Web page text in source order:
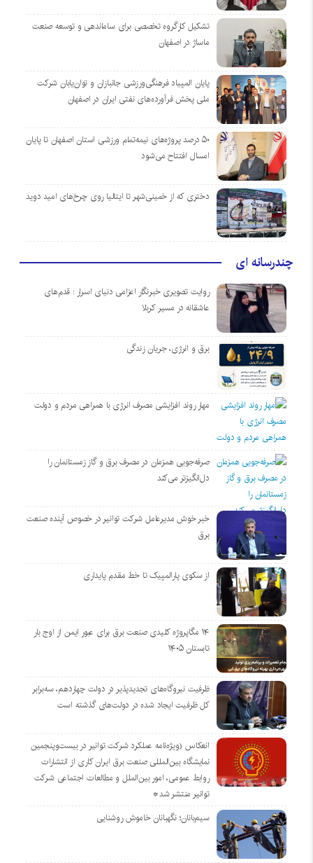
تشکیل کارگروه تخصصی برای ساماندهی و توسعه صنعت
ماساژ در اصفهان
پایان المپیاد فرهنگی‌ورزشی جانبازان و توان‌یابان شرکت
ملی پخش فرآورده‌های نفتی ایران در اصفهان
۵۰ درصد پروژه‌های نیمه‌تمام ورزشی استان اصفهان تا پایان
امسال افتتاح می‌شود
دختری که از خمینی‌شهر تا ایتالیا روی چرخ‌های امید دوید
چندرسانه ای
روایت تصویری خبرنگار اعزامی دنیای اسرار : قدم‌های
عاشقانه در مسیر کربلا
برق و انرژی، جریان زندگی
مهار روند افزایشی مصرف انرژی با همراهی مردم و دولت
صرفه‌جویی همزمان در مصرف برق و گاز زمستانمان را
دل‌انگیزتر می‌کند
خبر خوش مدیرعامل شرکت توانیر در خصوص آینده صنعت
برق
از سکوی پارالمپیک تا خط مقدم پایداری
۱۴ مگاپروژه‌ کلیدی صنعت برق برای عبور ایمن از اوج بار
تابستان ۱۴۰۵
ظرفیت نیروگاه‌های تجدیدپذیر در دولت چهاردهم، سه‌برابر
کل ظرفیت ایجاد شده در دولت‌های گذشته است
انعکاس (ویژه‌نامه عملکرد شرکت توانیر در بیست‌وپنجمین
نمایشگاه بین‌المللی صنعت برق ایران کاری از انتشارات
روابط عمومی، امور بین‌الملل و مطالعات اجتماعی شرکت
توانیر منتشر شد*
سیم‌بانان؛ نگهبانان خاموش روشنایی